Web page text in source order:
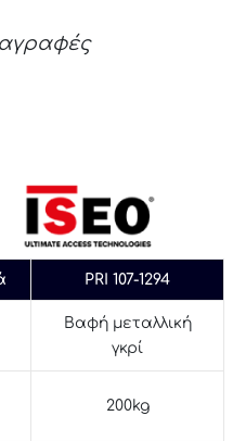
PRI 107-1294
Βαφή μεταλλική
γκρί
200kg